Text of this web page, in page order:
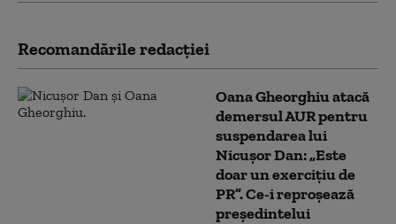
Recomandările redacţiei
Oana Gheorghiu atacă
demersul AUR pentru
suspendarea lui
Nicușor Dan: „Este
doar un exercițiu de
PR”. Ce-i reproșează
președintelui